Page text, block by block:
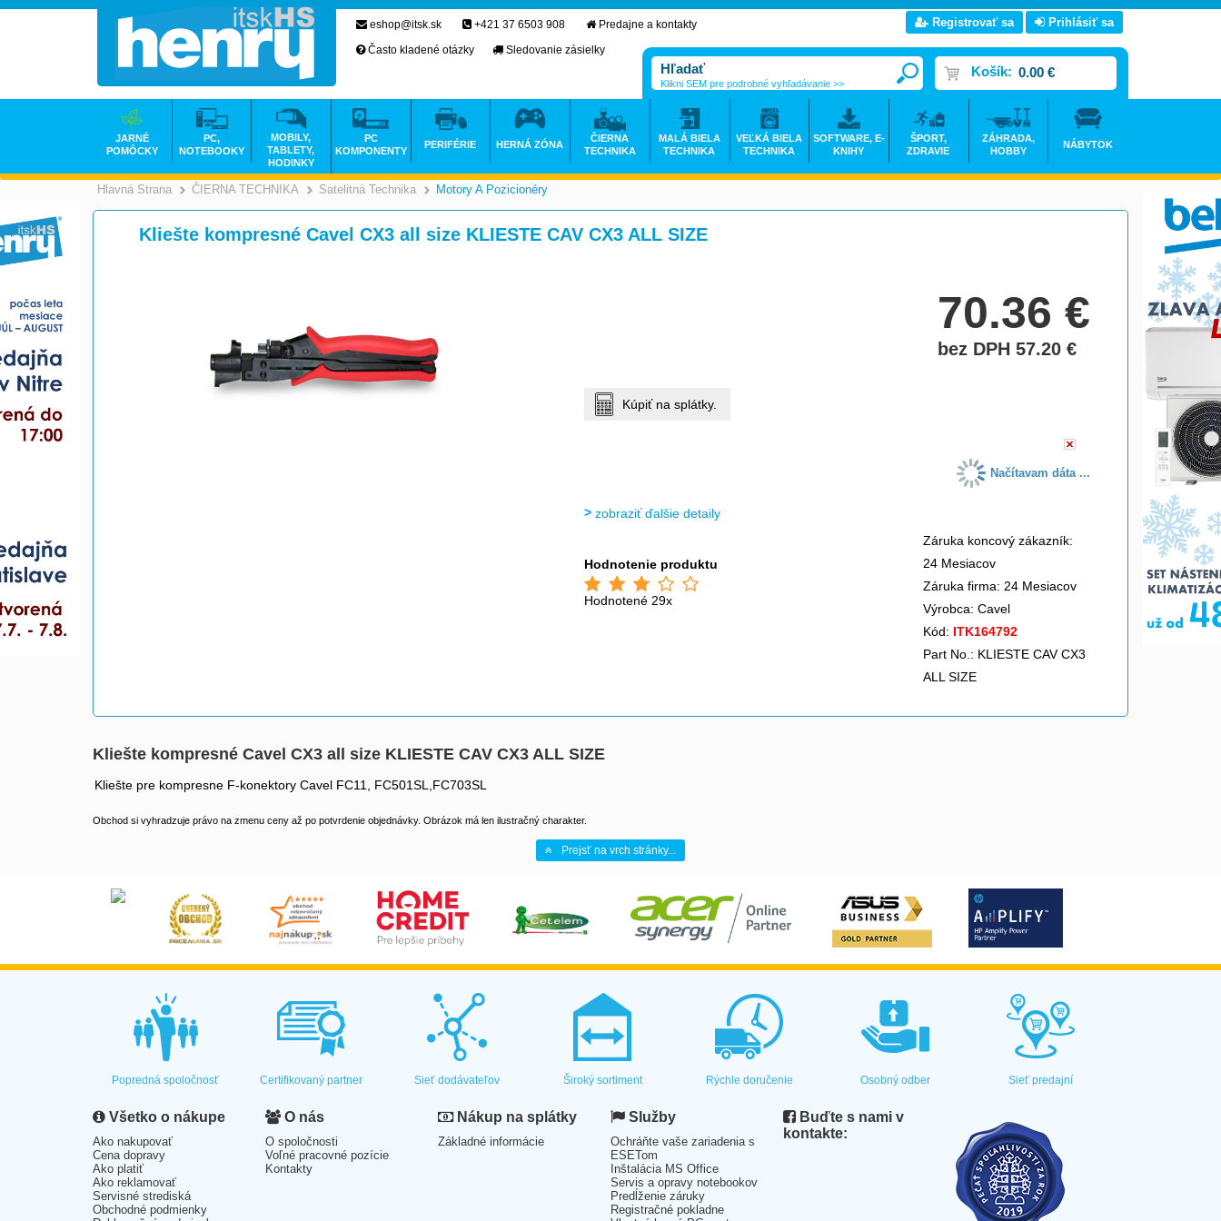
Hlavná Strana >
ČIERNA TECHNIKA >
Satelitná Technika >
Motory A Pozicionéry
Kliešte kompresné Cavel CX3 all size KLIESTE CAV CX3 ALL SIZE
70.36€
bez DPH 57.20€
Kúpiť na splátky.
Načítavam dáta ...
zobraziť ďalšie detaily
Hodnotenie produktu
Hodnotené 29x
Záruka koncový zákazník:
24 Mesiacov
Záruka firma: 24 Mesiacov
Výrobca: Cavel
Kód: ITK164792
Part No.: KLIESTE CAV CX3
ALL SIZE
Kliešte kompresné Cavel CX3 all size KLIESTE CAV CX3 ALL SIZE
Kliešte pre kompresne F-konektory Cavel FC11, FC501SL,FC703SL
Obchod si vyhradzuje právo na zmenu ceny až po potvrdenie objednávky. Obrázok má len ilustračný charakter.
Prejsť na vrch stránky...
eshop@itsk.sk +421 37 6503 908
Predajne a kontakty
Často kladené otázky
Sledovanie zásielky
Registrovať sa Prihlásiť sa
Košík: 0.00 €
Klikni SEM pre podrobné vyhľadávanie >>
JARNÉ
POMÔCKY
PC,
NOTEBOOKY
MOBILY,
TABLETY,
HODINKY
PC
KOMPONENTY
PERIFÉRIE HERNÁ ZÓNA
ČIERNA
TECHNIKA
MALÁ BIELA
TECHNIKA
VEĽKÁ BIELA
TECHNIKA
SOFTWARE, E-
KNIHY
ŠPORT,
ZDRAVIE
ZÁHRADA,
HOBBY
NÁBYTOK
Popredná spoločnosť Certifikovaný partner Sieť dodávateľov Široký sortiment Rýchle doručenie Osobný odber Sieť predajní
Všetko o nákupe
Ako nakupovať
Cena dopravy
Ako platiť
Ako reklamovať
Servisné strediská
Obchodné podmienky
O nás
O spoločnosti
Voľné pracovné pozície
Kontakty
Nákup na splátky
Základné informácie
Služby
Ochráňte vaše zariadenia s
ESETom
Inštalácia MS Office
Servis a opravy notebookov
Predĺženie záruky
Registračné pokladne
Buďte s nami v
kontakte: